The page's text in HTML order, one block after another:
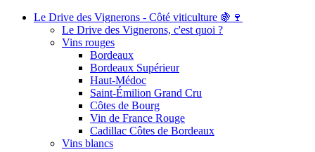
Le Drive des Vignerons - Côté viticulture 🍇🍷
Le Drive des Vignerons, c'est quoi ?
Vins rouges
Bordeaux
Bordeaux Supérieur
Haut-Médoc
Saint-Émilion Grand Cru
Côtes de Bourg
Vin de France Rouge
Cadillac Côtes de Bordeaux
Vins blancs